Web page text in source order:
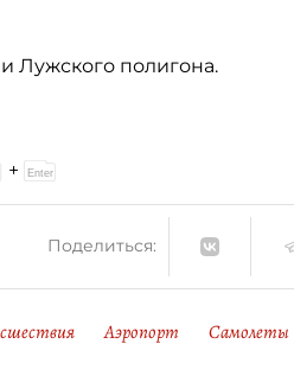
Лужского полигона.
+
Поделиться:
Аэропорт Самолеты